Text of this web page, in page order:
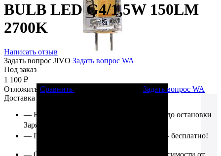
BULB LED G4/1,5W 150LM
2700K
Написать отзыв
Задать вопрос JIVO Задать вопрос WA
Под заказ
1 100 ₽
Отложить Сравнить
Задать вопрос WA
Доставка
— В черте Владивостока (от ул. Катерная до остановки
Заря) – 1000₽
— При покупке на сумму свыше 20 000₽ – бесплатно!
— От Зари до п.Угловое – 2000₽ (в независимости от